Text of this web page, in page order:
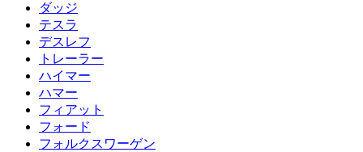
ダッジ
テスラ
デスレフ
トレーラー
ハイマー
ハマー
フィアット
フォード
フォルクスワーゲン